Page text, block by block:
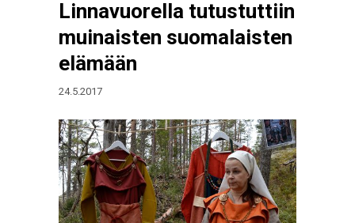
Linnavuorella tutustuttiin
muinaisten suomalaisten
elämään
24.5.2017